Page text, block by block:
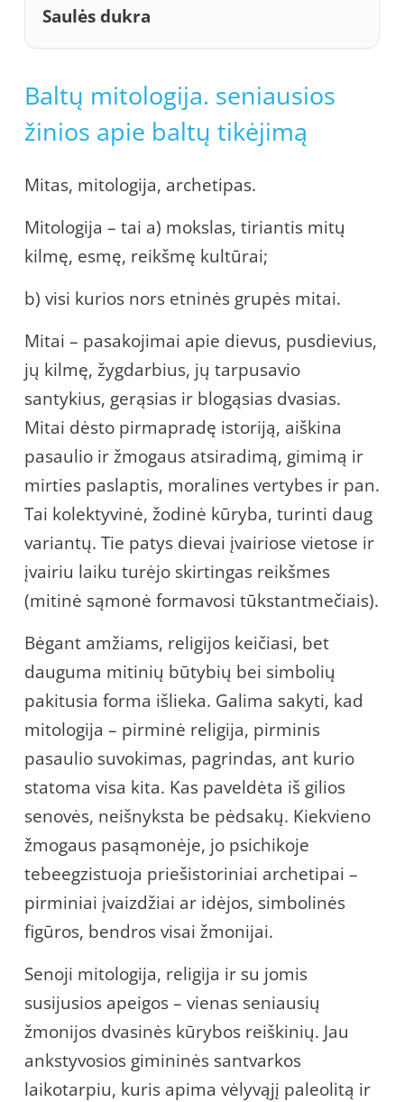
Saulės dukra
Baltų mitologija. seniausios
žinios apie baltų tikėjimą
Mitas, mitologija, archetipas.
Mitologija – tai a) mokslas, tiriantis mitų
kilmę, esmę, reikšmę kultūrai;
b) visi kurios nors etninės grupės mitai.
Mitai – pasakojimai apie dievus, pusdievius,
jų kilmę, žygdarbius, jų tarpusavio
santykius, gerąsias ir blogąsias dvasias.
Mitai dėsto pirmapradę istoriją, aiškina
pasaulio ir žmogaus atsiradimą, gimimą ir
mirties paslaptis, moralines vertybes ir pan.
Tai kolektyvinė, žodinė kūryba, turinti daug
variantų. Tie patys dievai įvairiose vietose ir
įvairiu laiku turėjo skirtingas reikšmes
(mitinė sąmonė formavosi tūkstantmečiais).
Bėgant amžiams, religijos keičiasi, bet
dauguma mitinių būtybių bei simbolių
pakitusia forma išlieka. Galima sakyti, kad
mitologija – pirminė religija, pirminis
pasaulio suvokimas, pagrindas, ant kurio
statoma visa kita. Kas paveldėta iš gilios
senovės, neišnyksta be pėdsakų. Kiekvieno
žmogaus pasąmonėje, jo psichikoje
tebeegzistuoja priešistoriniai archetipai –
pirminiai įvaizdžiai ar idėjos, simbolinės
figūros, bendros visai žmonijai.
Senoji mitologija, religija ir su jomis
susijusios apeigos – vienas seniausių
žmonijos dvasinės kūrybos reiškinių. Jau
ankstyvosios gimininės santvarkos
laikotarpiu, kuris apima vėlyvąjį paleolitą ir